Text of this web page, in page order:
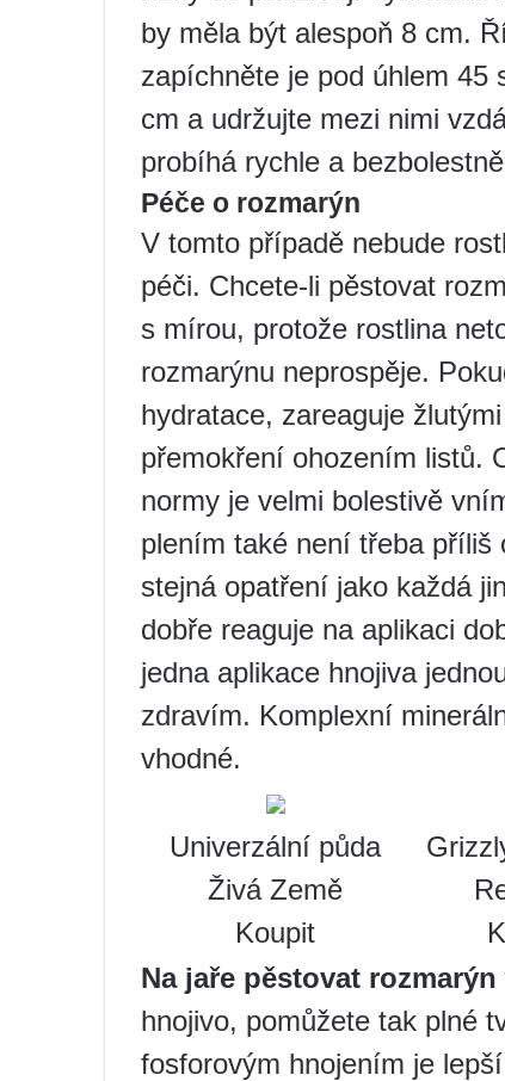
by měla být alespoň 8 cm.
zapíchněte je pod úhlem 45
cm a udržujte mezi nimi
probíhá rychle a
Péče o rozmarýn
V tomto případě nebude
péči. Chcete-li pěstovat
s mírou, protože rostlina
rozmarýnu neprospěje.
hydratace, zareaguje
přemokření ohozením listů.
normy je velmi bolestivě
plením také není třeba příliš
stejná opatření jako každá
dobře reaguje na aplikaci
jedna aplikace hnojiva
zdravím. Komplexní
vhodné.
Univerzální půda
Živá Země
Koupit
Na jaře pěstovat rozmarýn
hnojivo, pomůžete tak plné
fosforovým hnojením je